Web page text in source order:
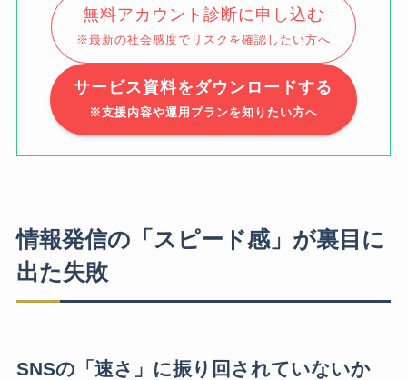
無料アカウント診断に申し込む
※最新の社会感度でリスクを確認したい方へ
サービス資料をダウンロードする
※支援内容や運用プランを知りたい方へ
情報発信の「スピード感」が裏目に
出た失敗
SNSの「速さ」に振り回されていないか